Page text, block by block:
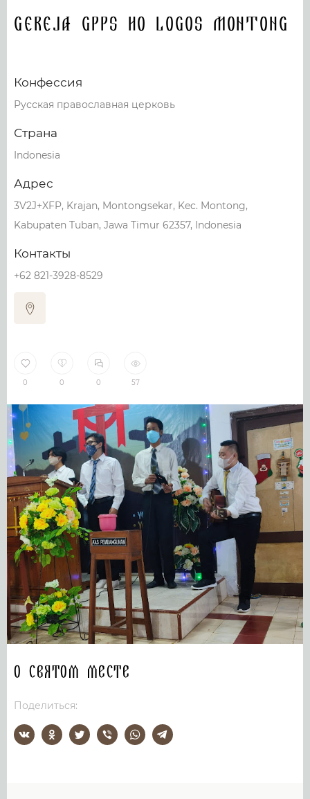
Gereja GPPS HO LOGOS Montong
Конфессия
Русская православная церковь
Страна
Indonesia
Адрес
3V2J+XFP, Krajan, Montongsekar, Kec. Montong,
Kabupaten Tuban, Jawa Timur 62357, Indonesia
Контакты
+62 821-3928-8529
0 0 0 57
О святом месте
Поделиться: